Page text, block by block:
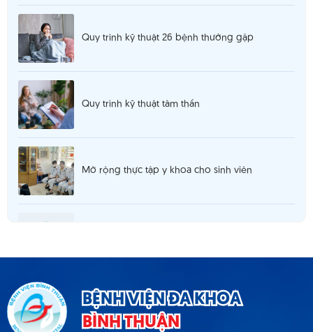
Quy trình kỹ thuật 26 bệnh thường gặp
Quy trình kỹ thuật tâm thần
Mở rộng thực tập y khoa cho sinh viên
Thông báo cơ sở khám chữa bệnh đáp ứng yêu
cầu là cơ sở hướng dẫn thực hành
BỆNH VIỆN ĐA KHOA
BÌNH THUẬN